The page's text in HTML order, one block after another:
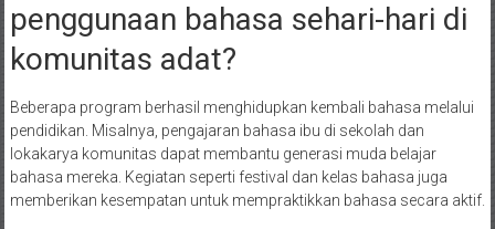
penggunaan bahasa sehari-hari di
komunitas adat?
Beberapa program berhasil menghidupkan kembali bahasa melalui
pendidikan. Misalnya, pengajaran bahasa ibu di sekolah dan
lokakarya komunitas dapat membantu generasi muda belajar
bahasa mereka. Kegiatan seperti festival dan kelas bahasa juga
memberikan kesempatan untuk mempraktikkan bahasa secara aktif.